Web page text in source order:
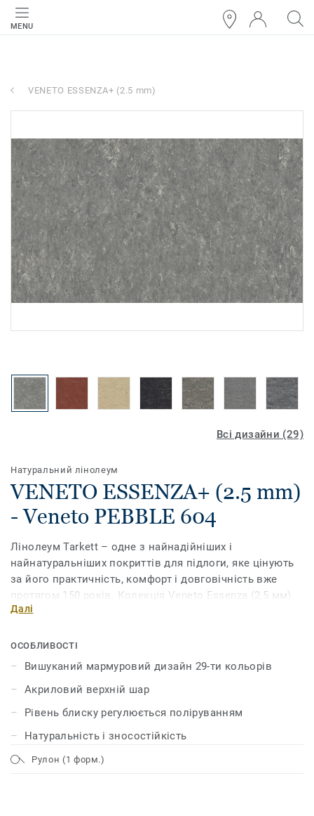
MENU
VENETO ESSENZA+ (2.5 mm)
Всі дизайни (29)
Натуральний лінолеум
VENETO ESSENZA+ (2.5 mm)
- Veneto PEBBLE 604
Лінолеум Tarkett – одне з найнадійніших і
найнатуральніших покриттів для підлоги, яке цінують
за його практичність, комфорт і довговічність вже
протягом 150 років. Колекція Veneto Essenza (2,5 мм)
на 96% виготовлена ​​з натуральної сировини і має
візерунків яскравих і насичених кольорів. Лінолеум
має унікальний захисний шар поверхні xf² ™, який
забезпечує йому міцність, надійність і мінімальні
витрати на догляд.
Далі
ОСОБЛИВОСТІ
Вишуканий мармуровий дизайн 29-ти кольорів
Акриловий верхній шар
Рівень блиску регулюється поліруванням
Натуральність і зносостійкість
Рулон (1 форм.)